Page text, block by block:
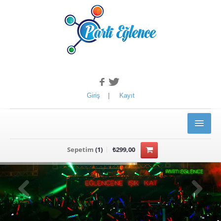
Giriş Kayıt
ÜRÜNLER
YILBAŞI ÜRÜNLERİ
Kotyon Set
Sepetim (1) ₺299,00